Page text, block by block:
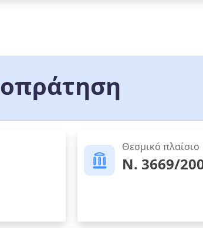
Θεσμικό πλαίσιο
Ν. 3669/